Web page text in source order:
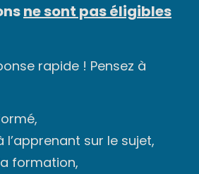
ne sont pas éligibles
rapide ! Pensez à
l’apprenant sur le sujet,
formation,